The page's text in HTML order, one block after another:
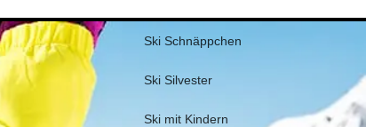
Ski Schnäppchen
Ski Silvester
Ski mit Kindern